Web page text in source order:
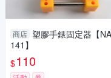
商店 塑膠手錶固定器【
141】
$110